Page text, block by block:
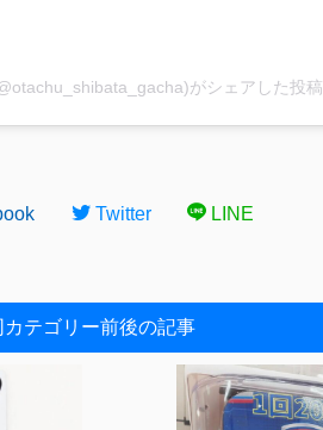
がシェアした投稿
Twitter LINE
カテゴリー前後の記事